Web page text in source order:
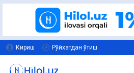
Кириш Рўйхатдан ўтиш